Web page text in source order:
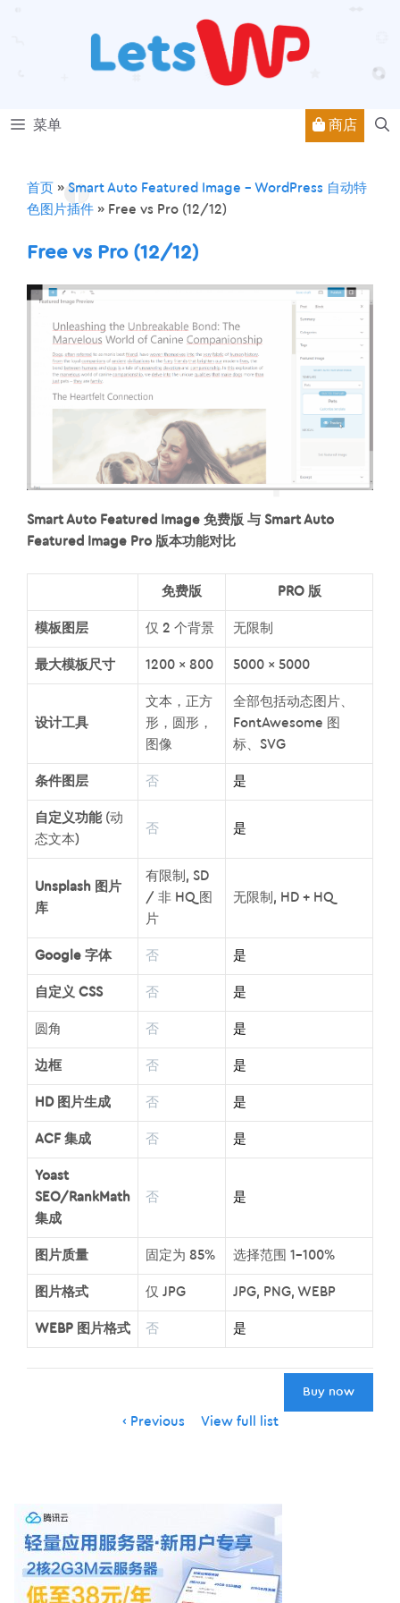
菜单 商店
首页 » Smart Auto Featured Image – WordPress 自动特
色图片插件 » Free vs Pro (12/12)
Free vs Pro (12/12)
Smart Auto Featured Image 免费版 与 Smart Auto
Featured Image Pro 版本功能对比
免费版 PRO 版
模板图层 仅 2 个背景 无限制
最大模板尺寸 1200 x 800 5000 x 5000
设计工具
文本，正方
形，圆形，
图像
全部包括动态图片、
FontAwesome 图
标、SVG
条件图层 否 是
自定义功能(动
态文本)
否 是
Unsplash 图片
库
有限制, SD
/ 非 HQ 图
片
无限制, HD + HQ
Google 字体 否 是
自定义 CSS 否 是
圆角 否 是
边框 否 是
HD 图片生成 否 是
ACF 集成 否 是
Yoast
SEO/RankMath
集成
否 是
图片质量 固定为 85% 选择范围 1-100%
图片格式 仅 JPG JPG, PNG, WEBP
WEBP 图片格式 否 是
Buy now
Previous View full list